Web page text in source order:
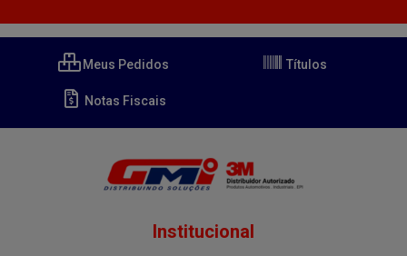
Meus Pedidos Títulos
Notas Fiscais
Institucional